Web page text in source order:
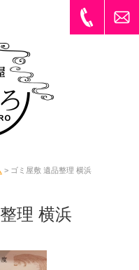
> ゴミ屋敷 遺品整理 横浜
理 横浜